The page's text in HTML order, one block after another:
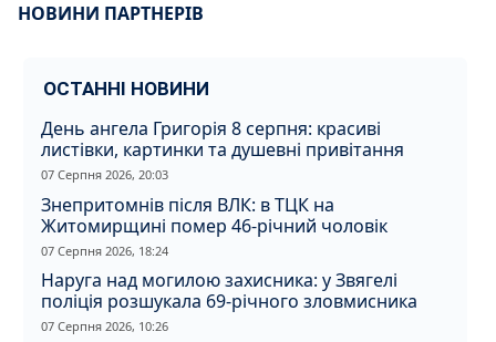
НОВИНИ ПАРТНЕРІВ
ОСТАННІ НОВИНИ
День ангела Григорія 8 серпня: красиві
листівки, картинки та душевні привітання
07 Серпня 2026, 20:03
Знепритомнів після ВЛК: в ТЦК на
Житомирщині помер 46-річний чоловік
07 Серпня 2026, 18:24
Наруга над могилою захисника: у Звягелі
поліція розшукала 69-річного зловмисника
07 Серпня 2026, 10:26